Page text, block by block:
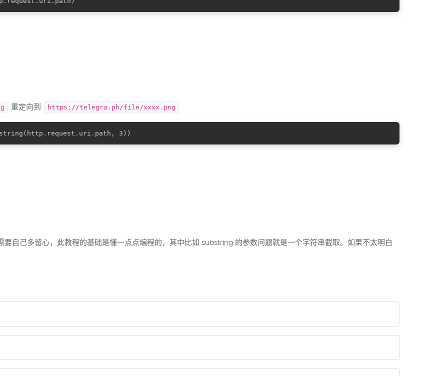
重定向到 https://telegra.ph/file/xxxx.png
自己多留心，此教程的基础是懂一点点编程的，其中比如 substring 的参数问题就是一个字符串截取。如果不太明白